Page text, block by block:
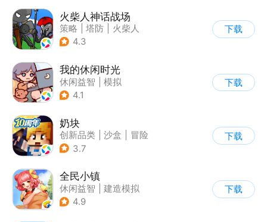
火柴人神话战场
策略 塔防
火柴人
| 休闲益智
4.3
下载
我的休闲时光
休闲益智
模拟
4.1
下载
奶块
创新品类 沙盒
冒险
| 开放世界
3.7
下载
全民小镇
休闲益智
建造模拟
| 卡通
4.9
下载